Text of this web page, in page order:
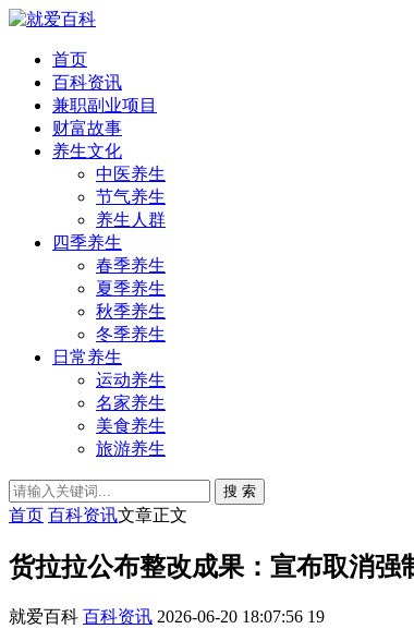
首页
百科资讯
兼职副业项目
财富故事
养生文化
中医养生
节气养生
养生人群
四季养生
春季养生
夏季养生
秋季养生
冬季养生
日常养生
运动养生
名家养生
美食养生
旅游养生
搜 索
首页 百科资讯文章正文
货拉拉公布整改成果：宣布取消强
就爱百科 百科资讯 2026-06-20 18:07:56 19